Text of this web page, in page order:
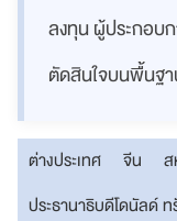
ลงทุน ผู้ประกอบ
ตัดสินใจบนพื้นฐา
ต่างประเทศ จีน
ประธานาธิบดีโดนัลด์